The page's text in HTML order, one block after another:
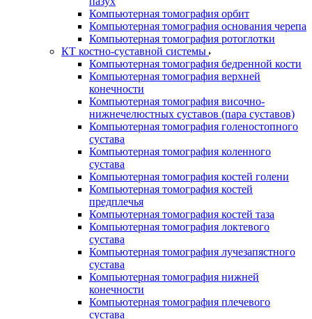
Компьютерная томография орбит
Компьютерная томография основания черепа
Компьютерная томография ротоглотки
КТ костно-суставной системы
Компьютерная томография бедренной кости
Компьютерная томография верхней
конечности
Компьютерная томография височно-
нижнечелюстных суставов (пара суставов)
Компьютерная томография голеностопного
сустава
Компьютерная томография коленного
сустава
Компьютерная томография костей голени
Компьютерная томография костей
предплечья
Компьютерная томография костей таза
Компьютерная томография локтевого
сустава
Компьютерная томография лучезапястного
сустава
Компьютерная томография нижней
конечности
Компьютерная томография плечевого
сустава